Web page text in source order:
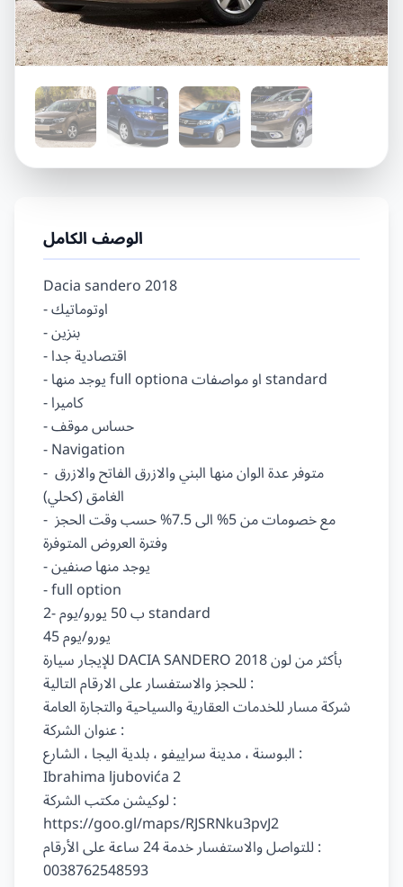
الوصف الكامل
Dacia sandero 2018
- اوتوماتيك
- بنزين
- اقتصادية جدا
- يوجد منها full optiona او مواصفات standard
- كاميرا
- حساس موقف
- Navigation
- متوفر عدة الوان منها البني والازرق الفاتح والازرق
الغامق (كحلي)
- مع خصومات من 5% الى 7.5% حسب وقت الحجز
وفترة العروض المتوفرة
- يوجد منها صنفين
- full option
ب 50 يورو/يوم -2 standard
45 يورو/يوم
للإيجار سيارة DACIA SANDERO 2018 بأكثر من لون
للحجز والاستفسار على الارقام التالية :
شركة مسار للخدمات العقارية والسياحية والتجارة العامة
عنوان الشركة :
البوسنة ، مدينة سراييفو ، بلدية اليجا ، الشارع :
Ibrahima ljubovića 2
لوكيشن مكتب الشركة :
https://goo.gl/maps/RJSRNku3pvJ2
للتواصل والاستفسار خدمة 24 ساعة على الأرقام :
0038762548593